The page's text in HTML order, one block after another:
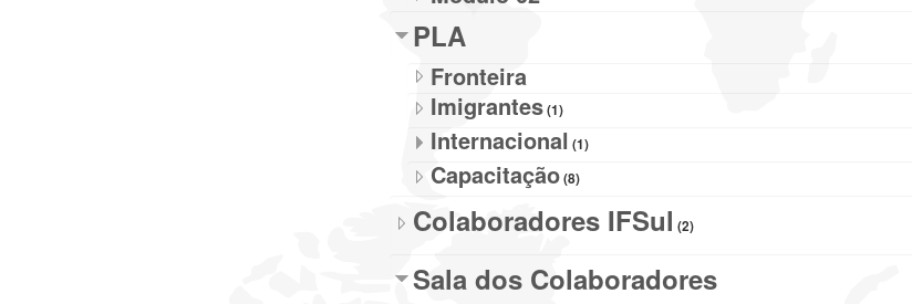
PLA
Fronteira
Imigrantes(1)
Internacional (1)
Capacitação(8)
Colaboradores IFSul (2)
Sala dos Colaboradores